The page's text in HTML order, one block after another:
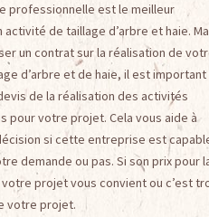
professionnelle est le meilleur
de taillage d’arbre et haie.
un contrat sur la réalisation de
d’arbre et de haie, il est important
de la réalisation des activités
pour votre projet. Cela vous aide à
si cette entreprise est
demande ou pas. Si son prix pour
projet vous convient ou c’est
votre projet.